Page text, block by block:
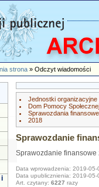
strona» Odczyt wiadomości
i
Jednostki organizacyjne
Dom Pomocy
Sprawozdania finansowe
2018
Sprawozdanie
Sprawozdanie finansowe
Data wprowadzenia: 2019-05-
Data upublicznienia: 2019-05-
Art. czytany: 6227 razy